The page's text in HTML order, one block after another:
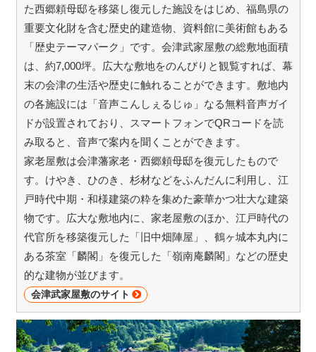
た西郷頼母邸を移築し復元した施設をはじめ、福島県の
重要文化財を含む歴史的建造物、資料館に美術館もある
「歴史テーマパーク」です。会津武家屋敷の総敷地面積
は、約7,000坪。広大な敷地をのんびりと観覧すれば、幕
末の会津の生活や歴史に触れることができます。敷地内
の各施設には「音声こんしぇるじゅ」なる無料音声ガイ
ドが設置されており、スマートフォンでQRコードを読
み取ると、音声で案内を聞くことができます。
家老屋敷は会津藩家老・西郷頼母邸を復元したもので
す。けやき、ひのき、杉材などをふんだんに利用し、江
戸時代中期・和様建築の粋を集めた豪華かつ壮大な建築
物です。広大な敷地内に、家老屋敷のほか、江戸時代の
代官所を移築復元した「旧中畑陣屋」、鶴ヶ城本丸内に
ある茶室「麟閣」を復元した「嶺南庵麟閣」などの歴史
的な建物が並びます。
会津武家屋敷のサイト